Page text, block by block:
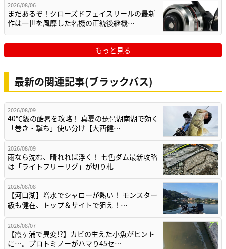
2026/08/06
まだあるぞ！クローズドフェイスリールの最新
作は一世を風靡した名機の正統後継機…
もっと見る
最新の関連記事(ブラックバス)
2026/08/09
40℃級の酷暑を攻略！ 真夏の琵琶湖南湖で効く
「巻き・撃ち」使い分け【大西健…
2026/08/09
雨なら沈む、晴れれば浮く！ 七色ダム最新攻略
は「ライトフリーリグ」が切り札
2026/08/08
【河口湖】増水でシャローが熱い！ モンスター
級も健在、トップ＆サイトで狙え！…
2026/08/07
【霞ヶ浦で異変!?】カビの生えた小魚がヒント
に…。プロトミノーがハマり45セ…